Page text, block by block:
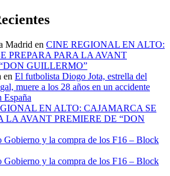
Madrid en CINE REGIONAL EN ALTO:
PREPARA PARA LA AVANT
GUILLERMO”
en El futbolista Diogo Jota, estrella del
muere a los 28 años en un accidente
España
EN ALTO: CAJAMARCA SE
LA AVANT PREMIERE DE “DON
Gobierno y la compra de los F16 – Block
Gobierno y la compra de los F16 – Block